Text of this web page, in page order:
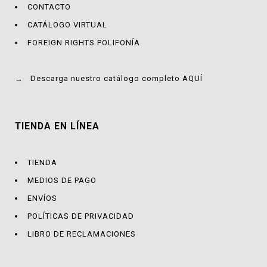
CONTACTO
CATÁLOGO VIRTUAL
FOREIGN RIGHTS POLIFONÍA
→ Descarga nuestro catálogo completo AQUÍ
TIENDA EN LÍNEA
TIENDA
MEDIOS DE PAGO
ENVÍOS
POLÍTICAS DE PRIVACIDAD
LIBRO DE RECLAMACIONES